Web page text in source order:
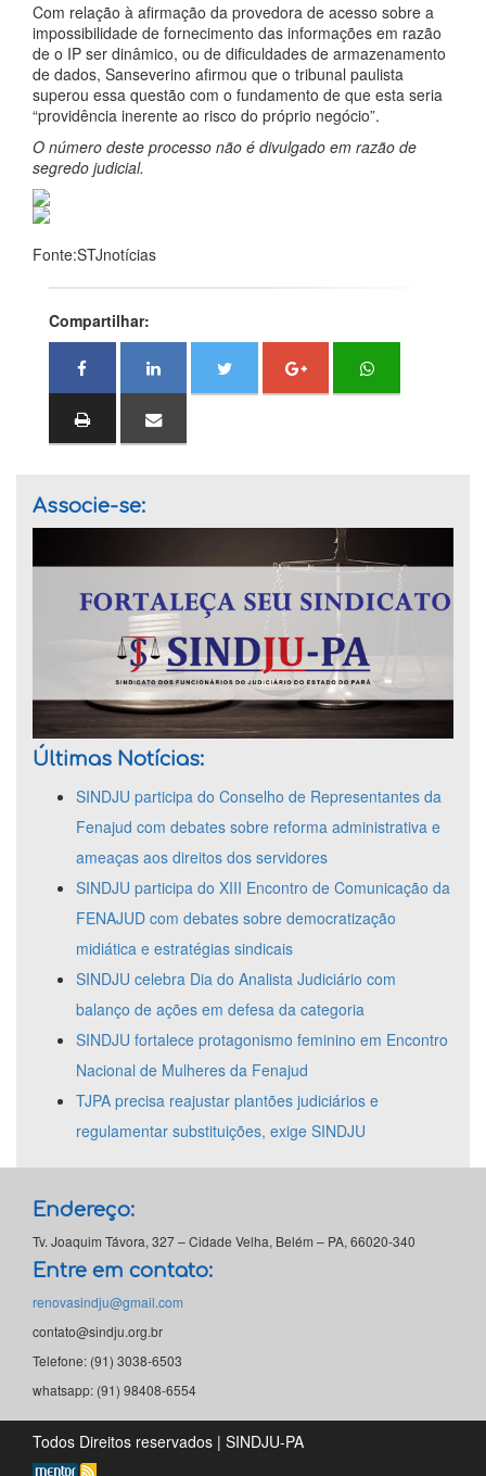
Com relação à afirmação da provedora de acesso sobre a
impossibilidade de fornecimento das informações em razão
de o IP ser dinâmico, ou de dificuldades de armazenamento
de dados, Sanseverino afirmou que o tribunal paulista
superou essa questão com o fundamento de que esta seria
“providência inerente ao risco do próprio negócio”.
O número deste processo não é divulgado em razão de
segredo judicial.
Fonte:STJnotícias
Compartilhar:
Associe-se:
Últimas Notícias:
SINDJU participa do Conselho de Representantes da
Fenajud com debates sobre reforma administrativa e
ameaças aos direitos dos servidores
SINDJU participa do XIII Encontro de Comunicação da
FENAJUD com debates sobre democratização
midiática e estratégias sindicais
SINDJU celebra Dia do Analista Judiciário com
balanço de ações em defesa da categoria
SINDJU fortalece protagonismo feminino em Encontro
Nacional de Mulheres da Fenajud
TJPA precisa reajustar plantões judiciários e
regulamentar substituições, exige SINDJU
Endereço:
Tv. Joaquim Távora, 327 – Cidade Velha, Belém – PA, 66020-340
Entre em contato:
renovasindju@gmail.com
contato@sindju.org.br
Telefone: (91) 3038-6503
whatsapp: (91) 98408-6554
Todos Direitos reservados | SINDJU-PA